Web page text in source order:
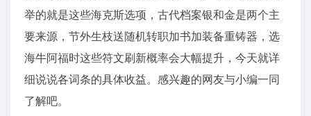
举的就是这些海克斯选项，古代档案银和金是两个主
要来源，节外生枝送随机转职加书加装备重铸器，选
海牛阿福时这些符文刷新概率会大幅提升，今天就详
细说说各词条的具体收益。感兴趣的网友与小编一同
了解吧。